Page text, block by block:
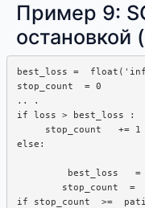
Пример 9:
остановкой
best_loss =
stop_count  = 0
.. .
if loss > best_loss :
     stop_count   += 1
else:
best_loss   =
stop_count  =
if stop_count  >=